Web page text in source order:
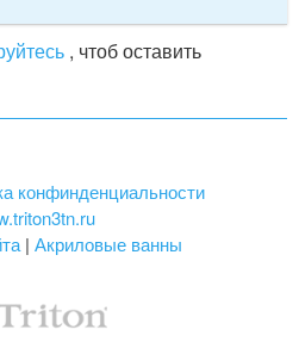
, чтоб оставить
конфинденциальности
| Акриловые ванны